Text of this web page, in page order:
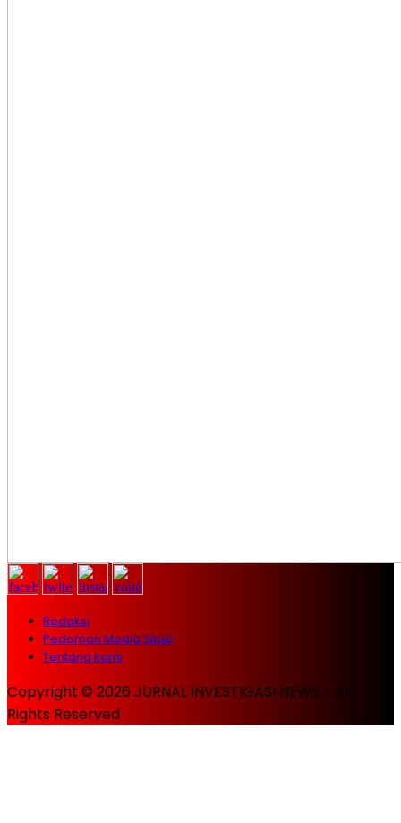
Redaksi
Pedoman Media Siber
Tentang kami
Copyright © 2026 JURNAL INVESTIGASI NEWS - All
Rights Reserved